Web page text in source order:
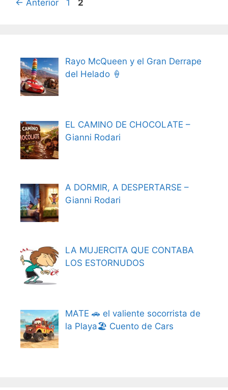
← Anterior Página
1 Página
2
Rayo McQueen y el Gran Derrape
del Helado 🍦
EL CAMINO DE CHOCOLATE –
Gianni Rodari
A DORMIR, A DESPERTARSE –
Gianni Rodari
LA MUJERCITA QUE CONTABA
LOS ESTORNUDOS
MATE 🚗 el valiente socorrista de
la Playa🏖️ Cuento de Cars